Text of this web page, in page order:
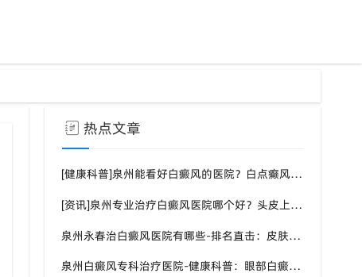
热点文章
[健康科普]泉州能看好白癜风的医院？白点癫风需要注意什么饮食？
[资讯]泉州专业治疗白癜风医院哪个好？头皮上有一块白色厚厚的头皮？
泉州永春治白癜风医院有哪些-排名直击：皮肤白斑是什么原因导致的？
泉州白癜风专科治疗医院-健康科普：眼部白癜风症状？